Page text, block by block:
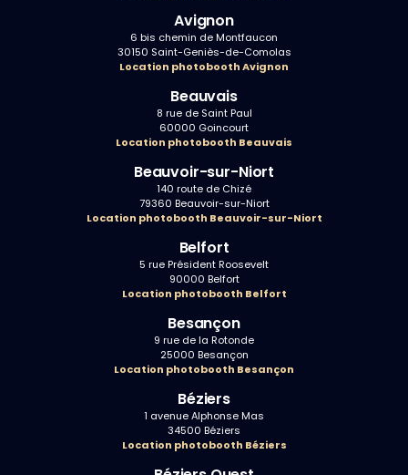
Avignon
6 bis chemin de Montfaucon
30150 Saint-Geniès-de-Comolas
Location photobooth Avignon
Beauvais
8 rue de Saint Paul
60000 Goincourt
Location photobooth Beauvais
Beauvoir-sur-Niort
140 route de Chizé
79360 Beauvoir-sur-Niort
Location photobooth Beauvoir-sur-Niort
Belfort
5 rue Président Roosevelt
90000 Belfort
Location photobooth Belfort
Besançon
9 rue de la Rotonde
25000 Besançon
Location photobooth Besançon
Béziers
1 avenue Alphonse Mas
34500 Béziers
Location photobooth Béziers